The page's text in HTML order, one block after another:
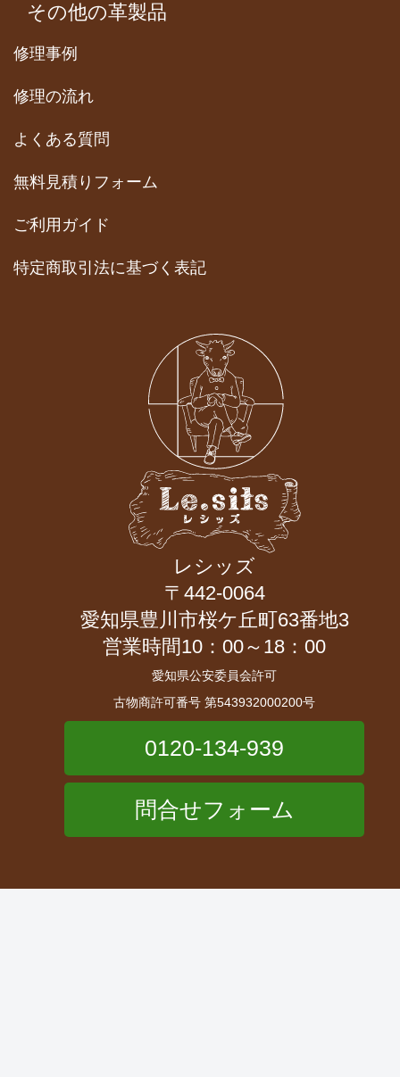
その他の革製品
修理事例
修理の流れ
よくある質問
無料見積りフォーム
ご利用ガイド
特定商取引法に基づく表記
レシッズ
〒442-0064
愛知県豊川市桜ケ丘町63番地3
営業時間10：00～18：00
愛知県公安委員会許可
古物商許可番号 第543932000200号
0120-134-939
問合せフォーム